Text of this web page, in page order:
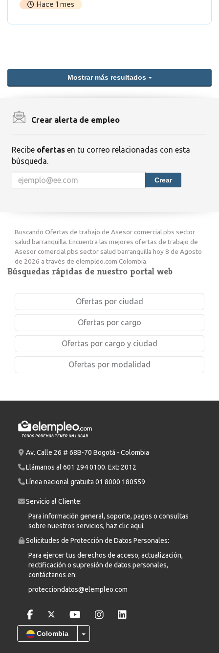
Hace 1 mes
Mostrar más resultados
Crear alerta de empleo
Recibe ofertas en tu correo relacionadas con esta
búsqueda.
Crear
Buscando Ofertas de trabajo de Asesor comercial pbs sector
salud barranquilla. Encuentra las mejores ofertas de trabajo de
Asesor comercial pbs sector salud barranquilla hoy 8 de Agosto
de 2026 a través de elempleo.com Colombia.
Búsquedas rápidas de nuestro portal web
Ofertas por ciudad
Ofertas por cargo
Ofertas por cargo y ciudad
Ofertas por modalidad
Av. Calle 26 # 68B-70 Bogotá - Colombia
Llámanos al 601 294 0100. Ext: 2012
Línea nacional gratuita 01 8000 180559
Servicio al Cliente:
Para información general, soporte, pagos o consultas
sobre nuestros servicios, haz clicaquí.
Solicitudes de Protección de Datos Personales:
Para ejercer tus derechos de acceso, actualización,
rectificación o supresión de datos personales,
contáctanos en:
protecciondatos@elempleo.com
Colombia